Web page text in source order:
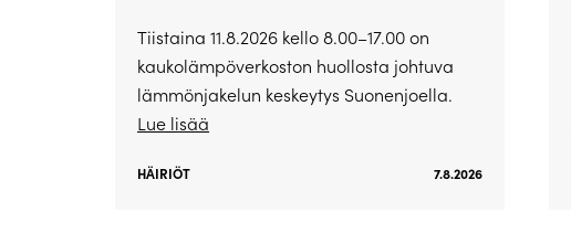
Tiistaina 11.8.2026 kello 8.00–17.00 on
kaukolämpöverkoston huollosta johtuva
lämmönjakelun keskeytys Suonenjoella.
Lue lisää
HÄIRIÖT 7.8.2026